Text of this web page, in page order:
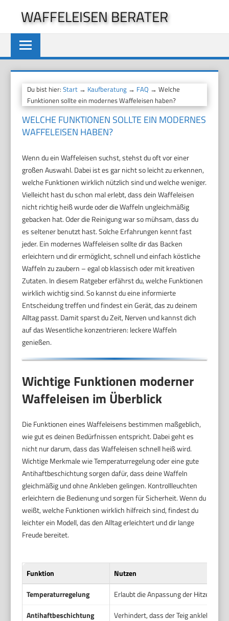
springen
WAFFELEISEN BERATER
Du bist hier:Start → Kaufberatung → FAQ → Welche
Funktionen sollte ein modernes Waffeleisen haben?
WELCHE FUNKTIONEN SOLLTE EIN MODERNES
WAFFELEISEN HABEN?
Wenn du ein Waffeleisen suchst, stehst du oft vor einer
großen Auswahl. Dabei ist es gar nicht so leicht zu erkennen,
welche Funktionen wirklich nützlich sind und welche weniger.
Vielleicht hast du schon mal erlebt, dass dein Waffeleisen
nicht richtig heiß wurde oder die Waffeln ungleichmäßig
gebacken hat. Oder die Reinigung war so mühsam, dass du
es seltener benutzt hast. Solche Erfahrungen kennt fast
jeder. Ein modernes Waffeleisen sollte dir das Backen
erleichtern und dir ermöglicht, schnell und einfach köstliche
Waffeln zu zaubern – egal ob klassisch oder mit kreativen
Zutaten. In diesem Ratgeber erfährst du, welche Funktionen
wirklich wichtig sind. So kannst du eine informierte
Entscheidung treffen und findest ein Gerät, das zu deinem
Alltag passt. Damit sparst du Zeit, Nerven und kannst dich
auf das Wesentliche konzentrieren: leckere Waffeln
genießen.
Wichtige Funktionen moderner
Waffeleisen im Überblick
Die Funktionen eines Waffeleisens bestimmen maßgeblich,
wie gut es deinen Bedürfnissen entspricht. Dabei geht es
nicht nur darum, dass das Waffeleisen schnell heiß wird.
Wichtige Merkmale wie Temperaturregelung oder eine gute
Antihaftbeschichtung sorgen dafür, dass deine Waffeln
gleichmäßig und ohne Ankleben gelingen. Kontrollleuchten
erleichtern die Bedienung und sorgen für Sicherheit. Wenn du
weißt, welche Funktionen wirklich hilfreich sind, findest du
leichter ein Modell, das den Alltag erleichtert und dir lange
Freude bereitet.
Funktion
Nutzen
Temperaturregelung
Erlaubt die Anpassung der Hitze für
Antihaftbeschichtung
Verhindert, dass der Teig anklebt.